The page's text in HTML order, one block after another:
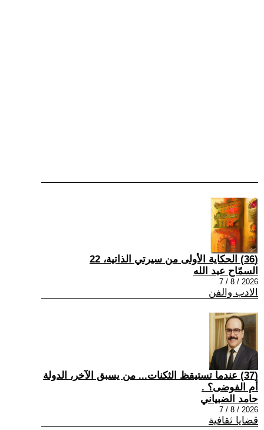
(36) الحكاية الأولى من سيرتي الذاتية، 22
السمّاح عبد الله
2026 / 8 / 7
الادب والفن
(37) عندما تستيقظ الثكنات... من يسبق الآخر، الدولة
أم الفوضى؟ .
حامد الضبياني
2026 / 8 / 7
قضايا ثقافية